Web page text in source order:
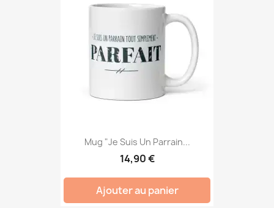
Mug "Je Suis Un Parrain...
14,90 €
Ajouter au panier